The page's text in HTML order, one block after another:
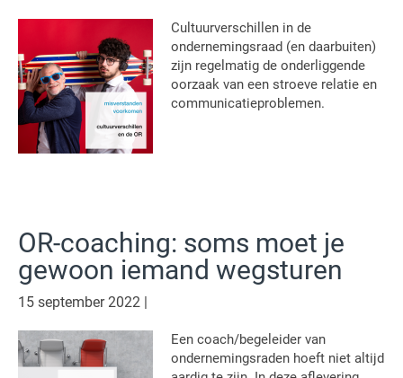
Cultuurverschillen in de
ondernemingsraad (en daarbuiten)
zijn regelmatig de onderliggende
oorzaak van een stroeve relatie en
communicatieproblemen.
OR-coaching: soms moet je
gewoon iemand wegsturen
15 september 2022 |
Een coach/begeleider van
ondernemingsraden hoeft niet altijd